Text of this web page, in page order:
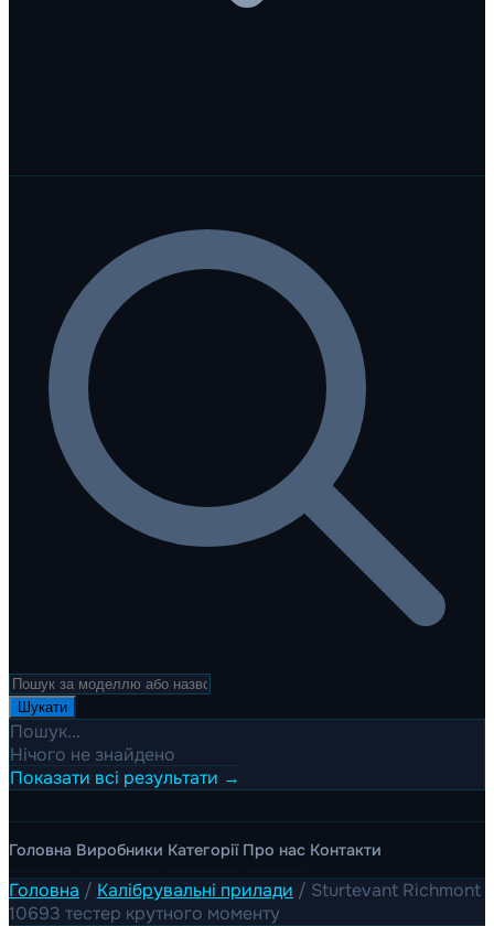
Шукати
Пошук...
Нічого не знайдено
Показати всі результати →
Головна Виробники Категорії Про нас Контакти
Головна / Калібрувальні прилади / Sturtevant Richmont
10693 тестер крутного моменту